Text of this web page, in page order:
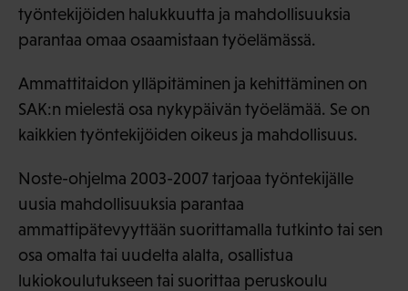
työntekijöiden halukkuutta ja mahdollisuuksia
parantaa omaa osaamistaan työelämässä.
Ammattitaidon ylläpitäminen ja kehittäminen on
SAK:n mielestä osa nykypäivän työelämää. Se on
kaikkien työntekijöiden oikeus ja mahdollisuus.
Noste-ohjelma 2003-2007 tarjoaa työntekijälle
uusia mahdollisuuksia parantaa
ammattipätevyyttään suorittamalla tutkinto tai sen
osa omalta tai uudelta alalta, osallistua
lukiokoulutukseen tai suorittaa peruskoulu